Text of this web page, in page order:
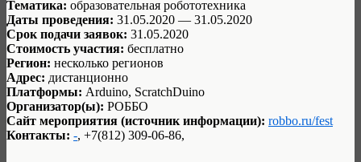
Тематика: образовательная робототехника
Даты проведения: 31.05.2020 — 31.05.2020
Срок подачи заявок: 31.05.2020
Стоимость участия: бесплатно
Регион: несколько регионов
Адрес: дистанционно
Платформы: Arduino, ScratchDuino
Организатор(ы): РОББО
Сайт мероприятия (источник информации): robbo.ru/fest
Контакты: -, +7(812) 309-06-86,